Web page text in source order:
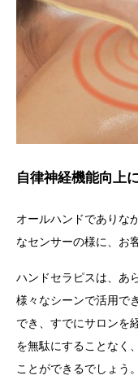
自律神経機能向上
オールハンドでありな
なセンサーの様に、お
ハンドセラピスは、あ
様々なシーンで活用で
でき、すでにサロンを
を無駄にすることなく
ことができるでしょう。